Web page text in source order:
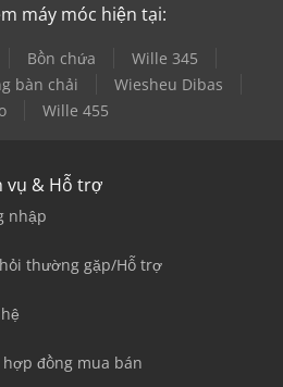
máy móc hiện tại:
Bồn chứa
Wille 345
bàn chải
Wiesheu Dibas
Wille 455
vụ & Hỗ trợ
nhập
thường gặp/Hỗ trợ
hợp đồng mua bán